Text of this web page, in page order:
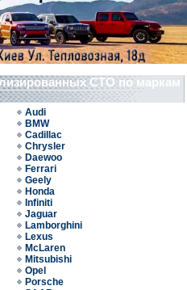
СТО по маркам
Audi
BMW
Cadillac
Chrysler
Daewoo
Ferrari
Geely
Honda
Infiniti
Jaguar
Lamborghini
Lexus
McLaren
Mitsubishi
Opel
Porsche